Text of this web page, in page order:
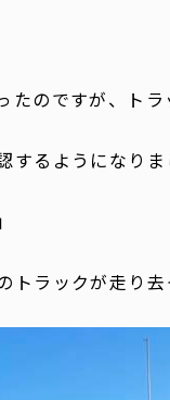
たのですが、ト
るようになりま
ラックが走り去